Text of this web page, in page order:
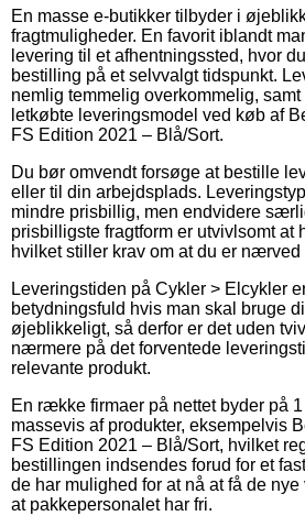
En masse e-butikker tilbyder i
fragtmuligheder. En favorit iblandt
levering til et afhentningssted, hvor
bestilling på et selvvalgt tidspunkt.
nemlig temmelig overkommelig,
letkøbte leveringsmodel ved køb af
FS Edition 2021 – Blå/Sort.
Du bør omvendt forsøge at bestille
eller til din arbejdsplads.
mindre prisbillig, men endvidere
prisbilligste fragtform er utvivlsomt at
hvilket stiller krav om at du er nærved
Leveringstiden på Cykler > Elcykler
betydningsfuld hvis man skal bruge
øjeblikkeligt, så derfor er det uden
nærmere på det forventede
relevante produkt.
En række firmaer på nettet byder på
massevis af produkter, eksempelvis
FS Edition 2021 – Blå/Sort, hvilket
bestillingen indsendes forud for et
de har mulighed for at nå at få de
at pakkepersonalet har fri.